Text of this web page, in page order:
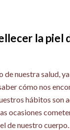
la piel
de nuestra salud,
cómo nos
hábitos son
ocasiones
de nuestro cuerpo…